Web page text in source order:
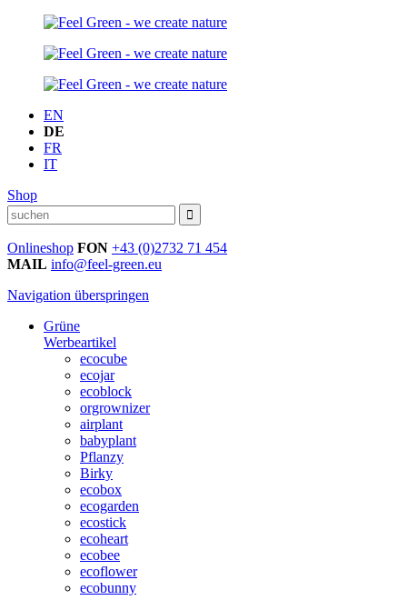
EN
DE
FR
IT
Shop
Onlineshop FON +43 (0)2732 71 454
MAIL info@feel-green.eu
Navigation überspringen
Grüne
Werbeartikel
ecocube
ecojar
ecoblock
orgrownizer
airplant
babyplant
Pflanzy
Birky
ecobox
ecogarden
ecostick
ecoheart
ecobee
ecoflower
ecobunny